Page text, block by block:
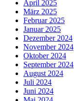
April 2025
März 2025
Februar 2025
Januar 2025
Dezember 2024
November 2024
Oktober 2024
September 2024
August 2024
Juli 2024
Juni 2024